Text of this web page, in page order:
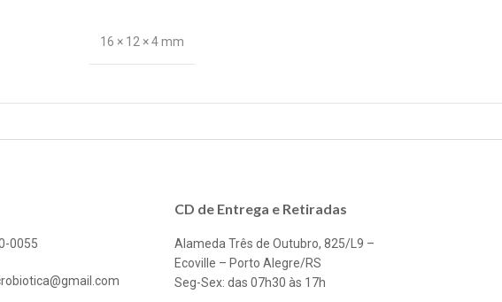
16 × 12 × 4 mm
0055
CD de Entrega e Retiradas
Alameda Três de Outubro, 825/L9 –
Ecoville – Porto Alegre/RS
Seg-Sex: das 07h30 às 17h